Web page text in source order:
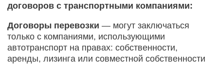
договоров с транспортными компаниями:
Договоры перевозки — могут заключаться
только с компаниями, использующими
автотранспорт на правах: собственности,
аренды, лизинга или совместной собственности